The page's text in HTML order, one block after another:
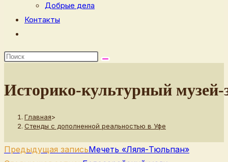
Добрые дела
Контакты
по
сайту
Историко-культурный
Главная>
Стенды с дополненной реальностью в Уфе
Еще
Предыдущая записьМечеть «Ляля-Тюльпан»